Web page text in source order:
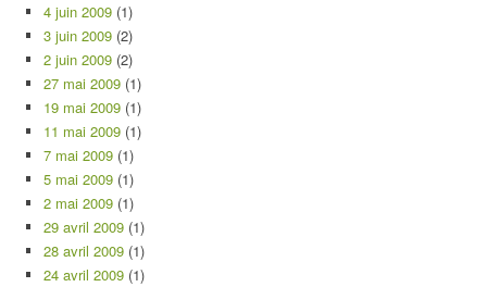
4 juin 2009 (1)
3 juin 2009 (2)
2 juin 2009 (2)
27 mai 2009 (1)
19 mai 2009 (1)
11 mai 2009 (1)
7 mai 2009 (1)
5 mai 2009 (1)
2 mai 2009 (1)
29 avril 2009 (1)
28 avril 2009 (1)
24 avril 2009 (1)